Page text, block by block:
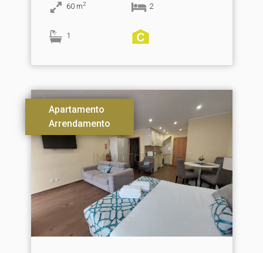
60 m2 2
1
Apartamento
Arrendamento